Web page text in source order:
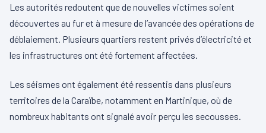
Les autorités redoutent que de nouvelles victimes soient
découvertes au fur et à mesure de l’avancée des opérations de
déblaiement. Plusieurs quartiers restent privés d’électricité et
les infrastructures ont été fortement affectées.
Les séismes ont également été ressentis dans plusieurs
territoires de la Caraïbe, notamment en Martinique, où de
nombreux habitants ont signalé avoir perçu les secousses.